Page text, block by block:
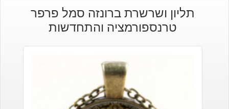
תליון ושרשרת ברונזה סמל פרפר
טרנספורמציה והתחדשות